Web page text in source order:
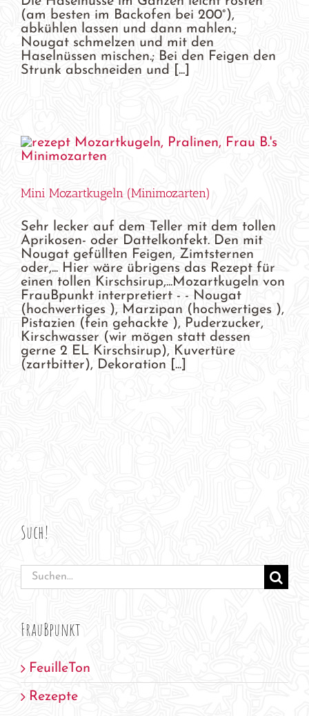
(am besten im Backofen bei 200°),
abkühlen lassen und dann mahlen.;
Nougat schmelzen und mit den
Haselnüssen mischen.; Bei den Feigen den
Strunk abschneiden und [...]
Mini Mozartkugeln (Minimozarten)
Sehr lecker auf dem Teller mit dem tollen
Aprikosen- oder Dattelkonfekt. Den mit
Nougat gefüllten Feigen, Zimtsternen
oder,... Hier wäre übrigens das Rezept für
einen tollen Kirschsirup,...Mozartkugeln von
FrauBpunkt interpretiert - - Nougat
(hochwertiges ), Marzipan (hochwertiges ),
Pistazien (fein gehackte ), Puderzucker,
Kirschwasser (wir mögen statt dessen
gerne 2 EL Kirschsirup), Kuvertüre
(zartbitter), Dekoration [...]
Such!
Suche
FrauBpunkt
FeuilleTon
Rezepte